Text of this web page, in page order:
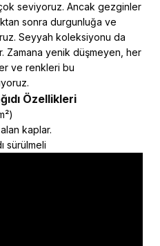
seviyoruz. Ancak gezginler
sonra durgunluğa ve
Seyyah koleksiyonu da
Zamana yenik düşmeyen, her
ve renkleri bu
Özellikleri
kaplar.
sürülmeli